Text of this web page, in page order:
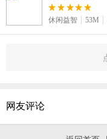
休闲益智 53M
网友评论